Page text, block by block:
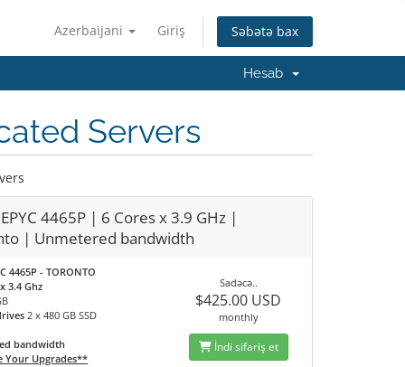
Azerbaijani Giriş Səbətə bax
Hesab
Servers
4465P | 6 Cores x 3.9 GHz |
| Unmetered bandwidth
4465P - TORONTO
3.4 Ghz
2 x 480 GB SSD
bandwidth
Your Upgrades**
Sadəcə..
$425.00 USD
monthly
İndi sifariş et